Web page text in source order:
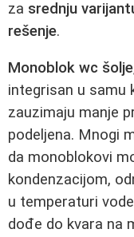
za srednju
rešenje.
Monoblok wc šolje
integrisan u samu
zauzimaju manje
podeljena. Mnogi
da monoblokovi
kondenzacijom,
u temperaturi
dođe do kvara na